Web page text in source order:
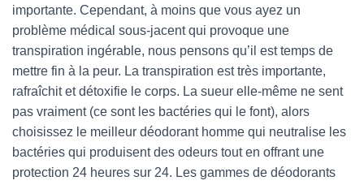
importante. Cependant, à moins que vous ayez un
problème médical sous-jacent qui provoque une
transpiration ingérable, nous pensons qu’il est temps de
mettre fin à la peur. La transpiration est très importante,
rafraîchit et détoxifie le corps. La sueur elle-même ne sent
pas vraiment (ce sont les bactéries qui le font), alors
choisissez le meilleur déodorant homme qui neutralise les
bactéries qui produisent des odeurs tout en offrant une
protection 24 heures sur 24. Les gammes de déodorants